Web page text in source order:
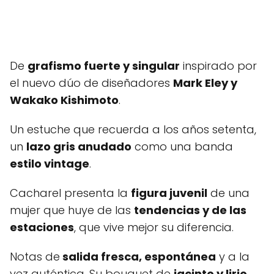
De grafismo fuerte y singular inspirado por
el nuevo dúo de diseñadores Mark Eley y
Wakako Kishimoto.
Un estuche que recuerda a los años setenta,
un lazo gris anudado como una banda
estilo vintage.
Cacharel presenta la figura juvenil de una
mujer que huye de las tendencias y de las
estaciones, que vive mejor su diferencia.
Notas de salida fresca, espontánea y a la